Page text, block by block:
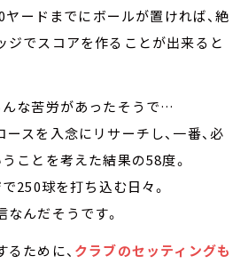
ードまでにボールが置ければ、絶
ジでスコアを作ることが出来ると
んな苦労があったそうで…
スを入念にリサーチし、一番、必
ことを考えた結果の58度。
250球を打ち込む日々。
んだそうです。
ために、 クラブのセッティングも